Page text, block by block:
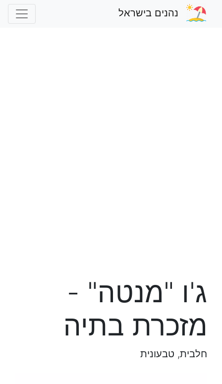
נהנים בישראל
ג'ו "מנטה" -
מזכרת בתיה
חלבית, טבעונית